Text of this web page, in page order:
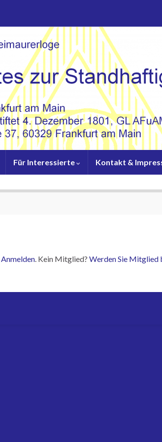
Für Interessierte Kontakt &
Anmelden. Kein Mitglied? Werden Sie Mitglied